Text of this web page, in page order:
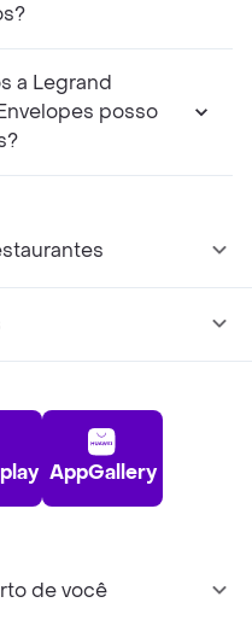
a Legrand
posso
AppGallery
de você